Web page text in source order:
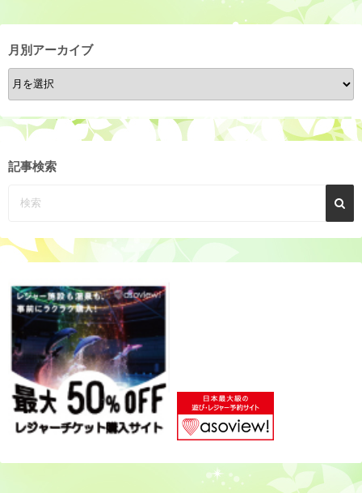
月別アーカイブ
月
別
ア
カ
記事検索